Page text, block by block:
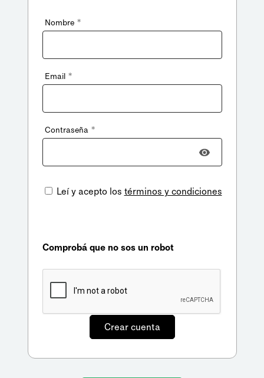
Nombre *
Email *
Contraseña *
Leí y acepto los términos y condiciones
Comprobá que no sos un robot